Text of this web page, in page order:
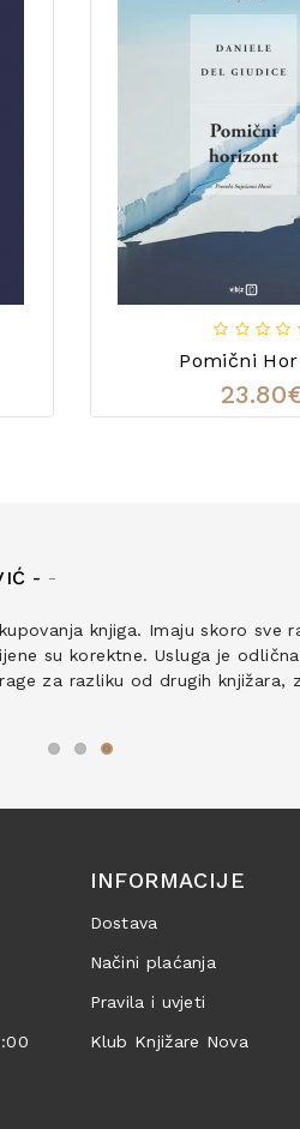
Pomični
- -
knjiga. Imaju skoro sve
su korektne. Usluga je
za razliku od drugih knjižara,
INFORMACIJE
Dostava
Načini plaćanja
Pravila i uvjeti
Klub Knjižare Nova